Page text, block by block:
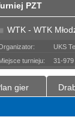
PZT
WTK - WTK
UKS
turnieju:
31-
gier